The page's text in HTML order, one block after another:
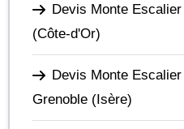
Devis Monte
(Côte-d'Or)
Devis Monte
Grenoble (Isère)